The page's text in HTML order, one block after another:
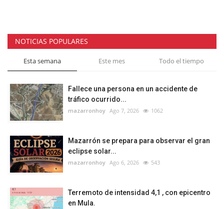
NOTICIAS POPULARES
Esta semana Este mes Todo el tiempo
Fallece una persona en un accidente de
tráfico ocurrido...
mazarronhoy Ago 7, 2026 1062
Mazarrón se prepara para observar el gran
eclipse solar...
mazarronhoy Ago 6, 2026 543
Terremoto de intensidad 4,1 , con epicentro
en Mula.